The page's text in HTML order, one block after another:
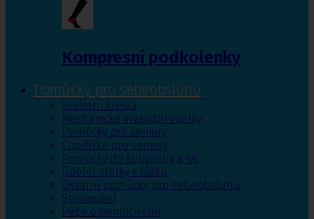
Kompresní podkolenky
Pomůcky pro sebeobsluhu
Toaletní křesla
Mechanické invalidní vozíky
Pomůcky pro seniory
Chodítka pro seniory
Pomůcky do koupelny a wc
Jídelní stolky k lůžku
Ostatní pomůcky pro sebeobsluhu
Stravování
Péče o nemocného